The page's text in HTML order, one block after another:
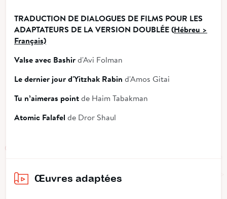
TRADUCTION DE DIALOGUES DE FILMS POUR LES
ADAPTATEURS DE LA VERSION DOUBLÉE (Hébreu >
Français)
Valse avec Bashird'Avi Folman
Le dernier jour d'Yitzhak Rabin d'Amos Gitai
Tu n’aimeras pointde Haim Tabakman
Atomic Falafel de Dror Shaul
Œuvres adaptées